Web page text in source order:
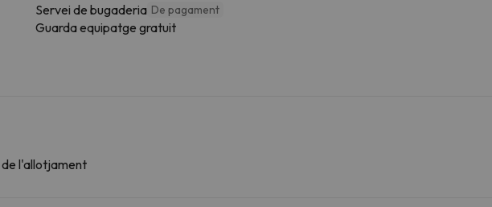
Servei de bugaderia De pagament
Guarda equipatge gratuit
l'allotjament